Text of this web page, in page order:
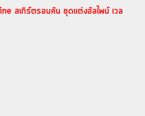
สเกิร์ตรอบคัน ชุดแต่งอัลไพน์ เวล